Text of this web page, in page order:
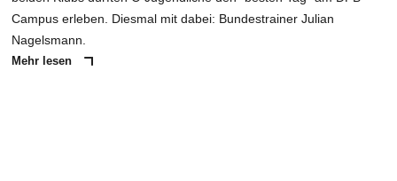
Campus erleben. Diesmal mit dabei: Bundestrainer Julian
Nagelsmann.
Mehr lesen